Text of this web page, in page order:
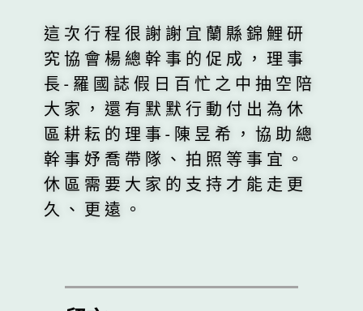
這次行程很謝謝宜蘭縣錦鯉研
究協會楊總幹事的促成，理事
長-羅國誌假日百忙之中抽空陪
大家，還有默默行動付出為休
區耕耘的理事-陳昱希，協助總
幹事妤喬帶隊、拍照等事宜。
休區需要大家的支持才能走更
久、更遠。